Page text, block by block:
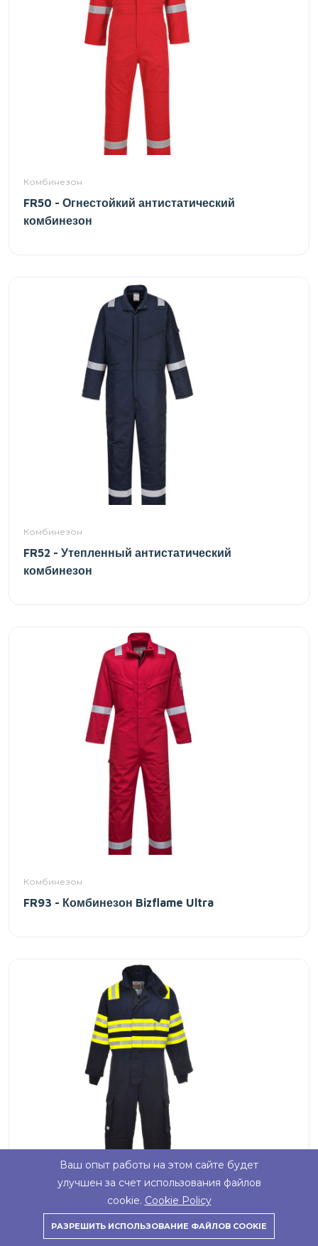
Комбинезон
FR50 - Огнестойкий антистатический
комбинезон
Комбинезон
FR52 - Утепленный антистатический
комбинезон
Комбинезон
FR93 - Комбинезон Bizflame Ultra
Комбинезон
Ваш опыт работы на этом сайте будет
улучшен за счет использования файлов
cookie. Cookie Policy
РАЗРЕШИТЬ ИСПОЛЬЗОВАНИЕ ФАЙЛОВ COOKIE